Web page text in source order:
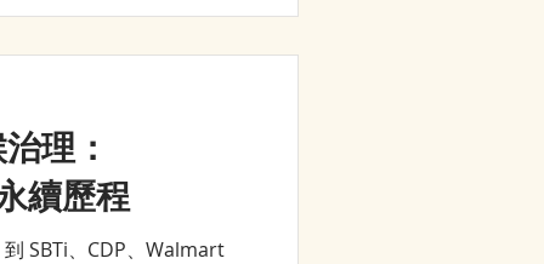
理：
續歷程
到 SBTi、CDP、Walmart